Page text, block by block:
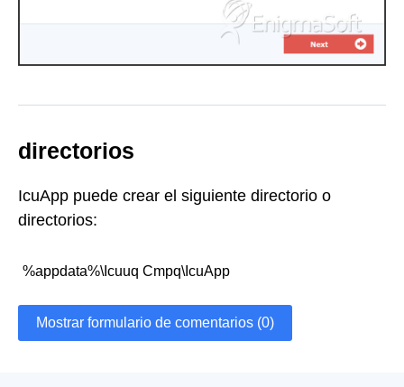
directorios
IcuApp puede crear el siguiente directorio o
directorios:
%appdata%\Icuuq Cmpq\IcuApp
Mostrar formulario de comentarios (0)